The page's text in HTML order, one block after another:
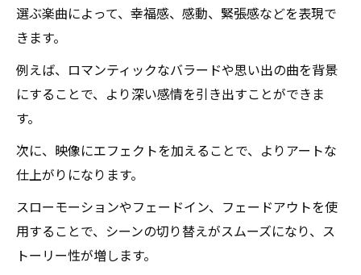
選ぶ楽曲によって、幸福感、感動、緊張感などを表現で
きます。
例えば、ロマンティックなバラードや思い出の曲を背景
にすることで、より深い感情を引き出すことができま
す。
次に、映像にエフェクトを加えることで、よりアートな
仕上がりになります。
スローモーションやフェードイン、フェードアウトを使
用することで、シーンの切り替えがスムーズになり、ス
トーリー性が増します。